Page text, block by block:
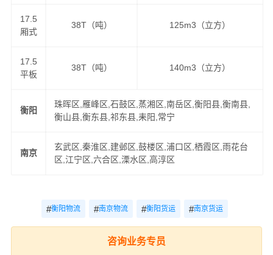
17.5
厢式
38T（吨） 125m3（立方）
17.5
平板
38T（吨） 140m3（立方）
衡阳
珠晖区,雁峰区,石鼓区,蒸湘区,南岳区,衡阳县,衡南县,
衡山县,衡东县,祁东县,耒阳,常宁
南京
玄武区,秦淮区,建邺区,鼓楼区,浦口区,栖霞区,雨花台
区,江宁区,六合区,溧水区,高淳区
#衡阳物流 #南京物流 #衡阳货运 #南京货运
咨询业务专员